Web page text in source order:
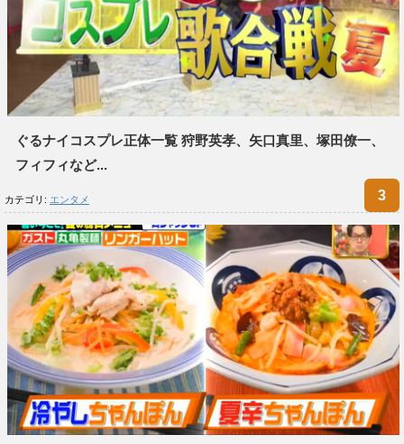
ぐるナイコスプレ正体一覧 狩野英孝、矢口真里、塚田僚一、
フィフィなど...
カテゴリ: エンタメ